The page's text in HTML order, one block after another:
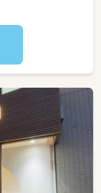
など）
ゃの片付けなど）
で、先輩スタッ
少しずつお仕事